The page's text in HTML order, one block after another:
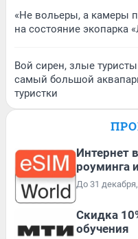
«Не вольеры, а камеры
на состояние экопарка
Вой сирен, злые
самый большой
туристки
Интернет
роуминга
До 31
Скидка
обучения